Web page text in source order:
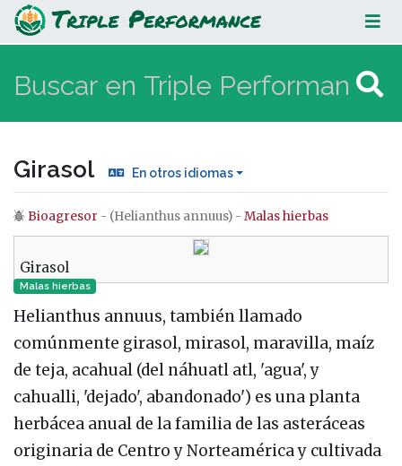
Girasol
Girasol En otros idiomas
Saltar a:navegación,buscar
Bioagresor - (Helianthus annuus) - Malas hierbas
Girasol
Malas hierbas
Helianthus annuus, también llamado
comúnmente girasol, mirasol, maravilla, maíz
de teja, acahual​ (del náhuatl atl, 'agua', y
cahualli, 'dejado', abandonado') es una planta
herbácea anual de la familia de las asteráceas
originaria de Centro y Norteamérica y cultivada